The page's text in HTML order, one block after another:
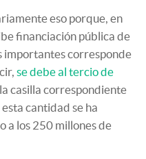
eso porque, en
financiación pública de
importantes corresponde
se debe al tercio de
casilla correspondiente
cantidad se ha
a los 250 millones de